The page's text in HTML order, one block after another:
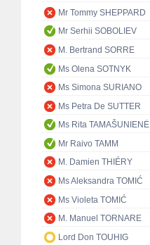
Mr Tommy SHEPPARD
Mr Serhii SOBOLIEV
M. Bertrand SORRE
Ms Olena SOTNYK
Ms Simona SURIANO
Ms Petra De SUTTER
Ms Rita TAMAŠUNIENĖ
Mr Raivo TAMM
M. Damien THIÉRY
Ms Aleksandra TOMIĆ
Ms Violeta TOMIĆ
M. Manuel TORNARE
Lord Don TOUHIG